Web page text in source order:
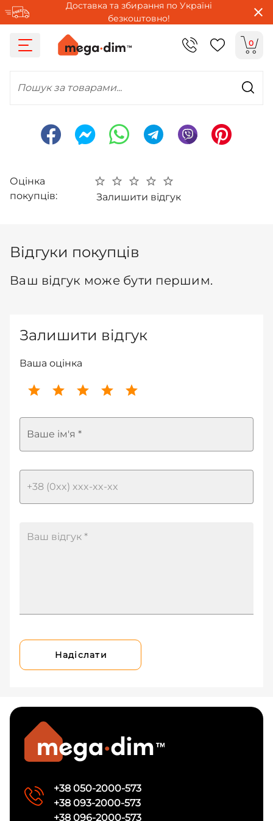
Доставка та збирання по Україні
безкоштовно!
0
Пошук за товарами...
Оцінка
покупців:
Залишити відгук
Відгуки покупців
Ваш відгук може бути першим.
Залишити відгук
Ваша оцінка
Ваше ім'я *
Надіслати
+38 050-2000-573
+38 093-2000-573
+38 096-2000-573